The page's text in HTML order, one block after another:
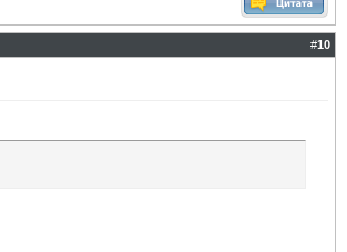
#10